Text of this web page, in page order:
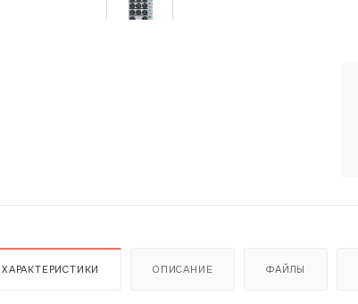
ХАРАКТЕРИСТИКИ ОПИСАНИЕ ФАЙЛЫ